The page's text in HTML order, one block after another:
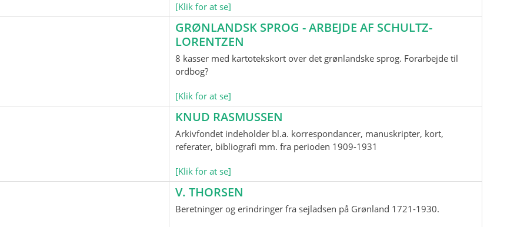
[Klik for at se]
GRØNLANDSK SPROG - ARBEJDE AF SCHULTZ-
LORENTZEN
8 kasser med kartotekskort over det grønlandske sprog. Forarbejde til
ordbog?
[Klik for at se]
KNUD RASMUSSEN
Arkivfondet indeholder bl.a. korrespondancer, manuskripter, kort,
referater, bibliografi mm. fra perioden 1909-1931
[Klik for at se]
V. THORSEN
Beretninger og erindringer fra sejladsen på Grønland 1721-1930.